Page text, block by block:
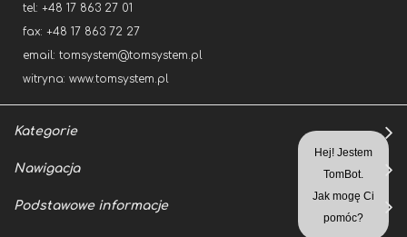
tel: +48 17 863 27 01
fax: +48 17 863 72 27
email: tomsystem@tomsystem.pl
witryna: www.tomsystem.pl
Kategorie
Nawigacja
Podstawowe informacje